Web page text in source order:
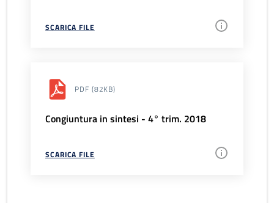
SCARICA FILE
PDF (82KB)
Congiuntura in sintesi - 4° trim. 2018
SCARICA FILE